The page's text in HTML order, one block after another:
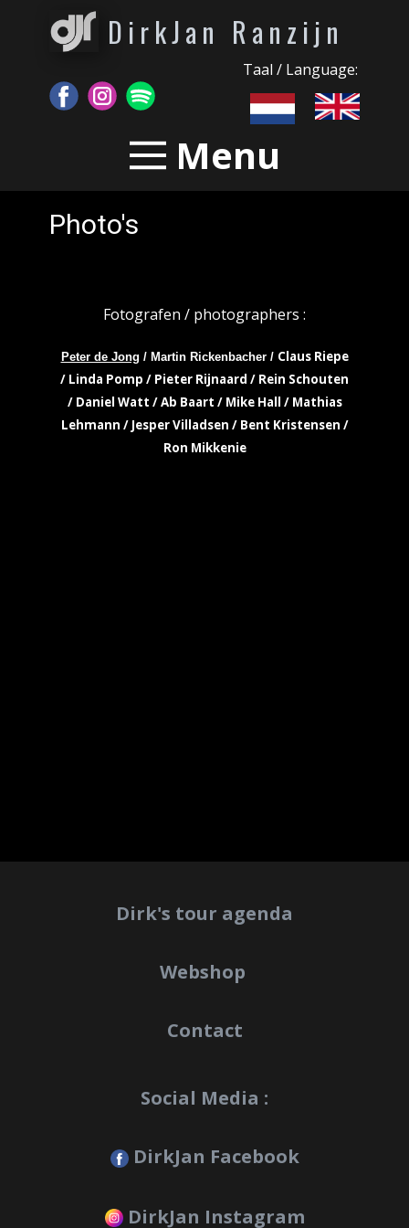
DirkJan Ranzijn
Taal / Language:
Menu
Photo's
Fotografen / photographers :
Peter de Jong / Martin Rickenbacher / Claus Riepe
/ Linda Pomp / Pieter Rijnaard / Rein Schouten
/ Daniel Watt / Ab Baart / Mike Hall / Mathias
Lehmann / Jesper Villadsen / Bent Kristensen /
Ron Mikkenie
Dirk's tour agenda
Webshop
Contact
Social Media :
DirkJan Facebook
DirkJan Instagram